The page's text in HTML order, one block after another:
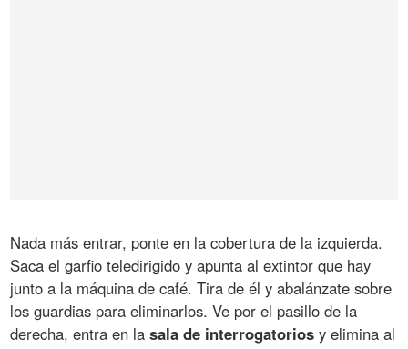
Nada más entrar, ponte en la cobertura de la izquierda.
Saca el garfio teledirigido y apunta al extintor que hay
junto a la máquina de café. Tira de él y abalánzate sobre
los guardias para eliminarlos. Ve por el pasillo de la
derecha, entra en lasala de interrogatorios y elimina al